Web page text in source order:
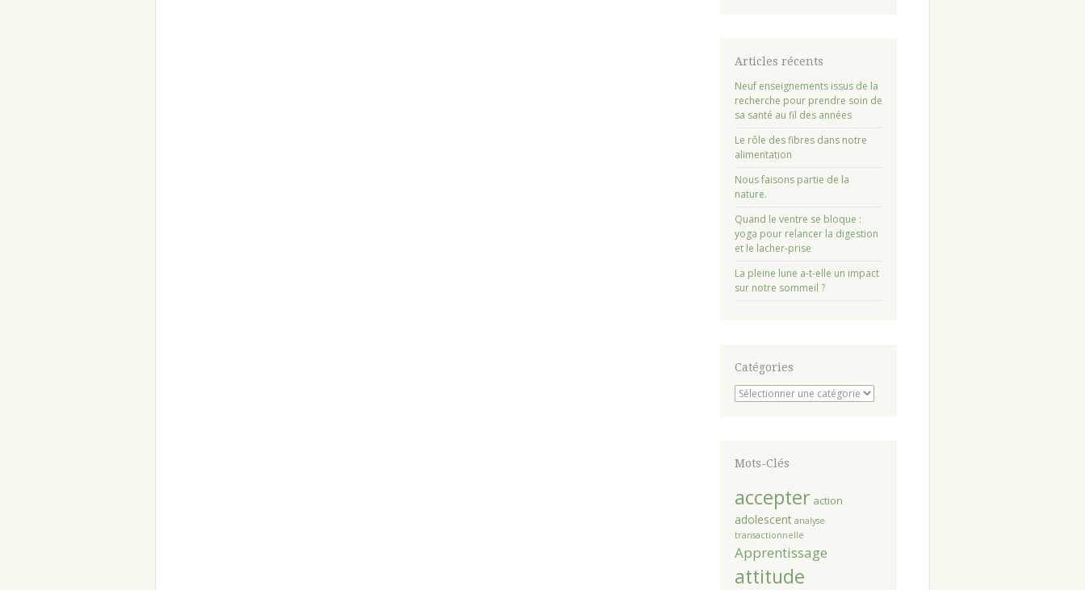
Articles récents
Neuf enseignements issus de la
recherche pour prendre soin de
sa santé au fil des années
Le rôle des fibres dans notre
alimentation
Nous faisons partie de la
nature.
Quand le ventre se bloque :
yoga pour relancer la digestion
et le lacher-prise
La pleine lune a-t-elle un impact
sur notre sommeil ?
Catégories
Catégories
Mots-Clés
accepter action
adolescent analyse
transactionnelle
Apprentissage
attitude